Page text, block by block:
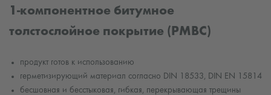
1-компонентное битумное
толстослойное покрытие (PMBC)
продукт готов к использованию
герметизирующий материал согласно DIN 18533, DIN EN 15814
бесшовная и бесстыковая, гибкая, перекрывающая трещины